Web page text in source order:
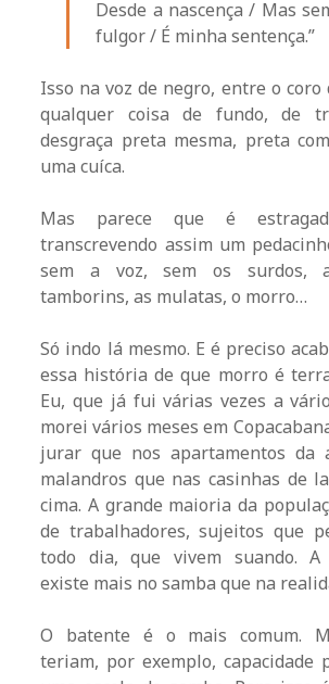
Desde a nascença / Mas
fulgor / É minha sentença.”
Isso na voz de negro, entre o coro
qualquer coisa de fundo, de
desgraça preta mesma, preta
uma cuíca.
Mas parece que é
transcrevendo assim um
sem a voz, sem os surdos,
tamborins, as mulatas, o morro…
Só indo lá mesmo. E é preciso
essa história de que morro é
Eu, que já fui várias vezes a
morei vários meses em
jurar que nos apartamentos da
malandros que nas casinhas de
cima. A grande maioria da
de trabalhadores, sujeitos que
todo dia, que vivem suando. A
existe mais no samba que na
O batente é o mais comum.
teriam, por exemplo, capacidade